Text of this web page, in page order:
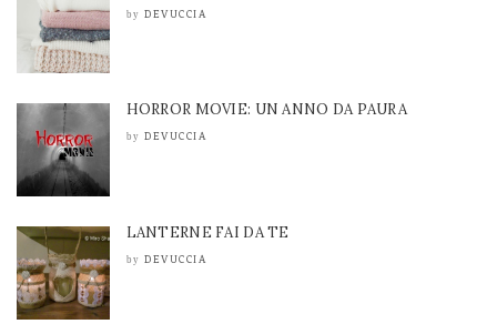
by DEVUCCIA
HORROR MOVIE: UN ANNO DA PAURA
by DEVUCCIA
LANTERNE FAI DA TE
by DEVUCCIA